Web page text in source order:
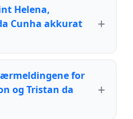
Helena,
Cunha akkurat
for
og Tristan da